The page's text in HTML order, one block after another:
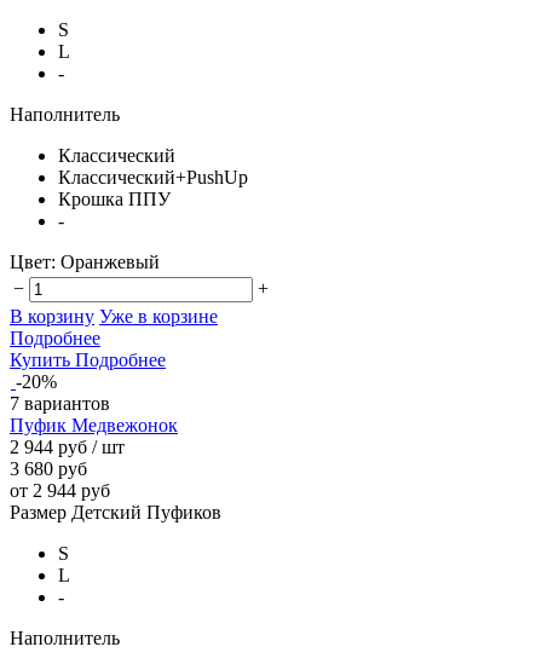
S
L
-
Наполнитель
Классический
Классический+PushUp
Крошка ППУ
-
Цвет: Оранжевый
−
+
В корзину Уже в корзине
Подробнее
Купить Подробнее
-20%
7 вариантов
Пуфик Медвежонок
2 944 руб / шт
3 680 руб
от 2 944 руб
Размер Детский Пуфиков
S
L
-
Наполнитель